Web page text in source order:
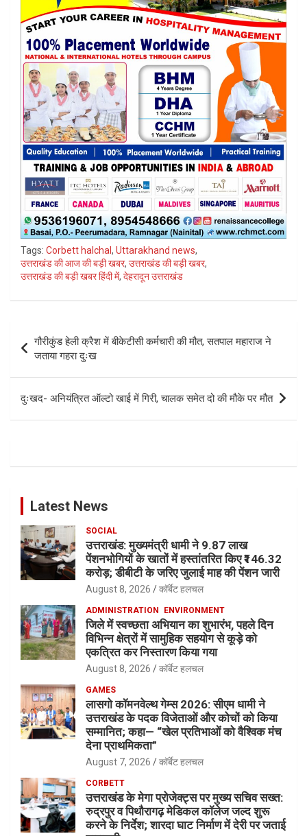
Tags: Corbett halchal , Uttarakhand news,
उत्तराखंड की आज की बड़ी खबर, उत्तराखंड की बड़ी खबर,
उत्तराखंड की बड़ी खबर हिंदी में, देहरादून उत्तराखंड
Post
navigation
गौरीकुंड हेली क्रैश में बीकेटीसी कर्मचारी की मौत, सतपाल महाराज ने
जताया गहरा दुःख
दुःखद- अनियंत्रित ऑल्टो खाई में गिरी, चालक समेत दो की मौके पर मौत
Latest News
SOCIAL
उत्तराखंड: मुख्यमंत्री धामी ने 9.87 लाख
पेंशनभोगियों के खातों में हस्तांतरित किए ₹146.32
करोड़; डीबीटी के जरिए जुलाई माह की पेंशन जारी
August 8, 2026 कॉर्बेट हलचल
ADMINISTRATION ENVIRONMENT
जिले में स्वच्छता अभियान का शुभारंभ, पहले दिन
विभिन्न क्षेत्रों में सामुहिक सहयोग से कूड़े को
एकत्रित कर निस्तारण किया गया
August 8, 2026 कॉर्बेट हलचल
GAMES
लासगो कॉमनवेल्थ गेम्स 2026: सीएम धामी ने
उत्तराखंड के पदक विजेताओं और कोचों को किया
सम्मानित; कहा— “खेल प्रतिभाओं को वैश्विक मंच
देना प्राथमिकता”
August 7, 2026 कॉर्बेट हलचल
CORBETT
उत्तराखंड के मेगा प्रोजेक्ट्स पर मुख्य सचिव सख्त:
रुद्रपुर व पिथौरागढ़ मेडिकल कॉलेज जल्द शुरू
करने के निर्देश; शारदा घाट निर्माण में देरी पर जताई